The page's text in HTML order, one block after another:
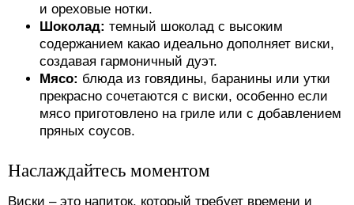
и ореховые нотки.
Шоколад: темный шоколад с высоким
содержанием какао идеально дополняет виски,
создавая гармоничный дуэт.
Мясо: блюда из говядины, баранины или утки
прекрасно сочетаются с виски, особенно если
мясо приготовлено на гриле или с добавлением
пряных соусов.
Наслаждайтесь моментом
Виски – это напиток, который требует времени и